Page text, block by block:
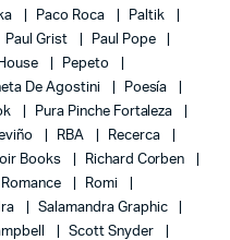
Paco Roca
Paltik
Paul Grist
Paul Pope
Pepeto
De Agostini
Poesía
Pura Pinche Fortaleza
RBA
Recerca
Books
Richard Corben
Romance
Romi
Salamandra Graphic
Scott Snyder